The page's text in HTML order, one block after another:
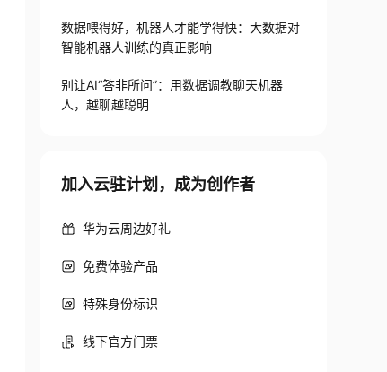
数据喂得好，机器人才能学得快：大数据对
智能机器人训练的真正影响
别让AI“答非所问”：用数据调教聊天机器
人，越聊越聪明
加入云驻计划，成为创作者
华为云周边好礼
免费体验产品
特殊身份标识
线下官方门票